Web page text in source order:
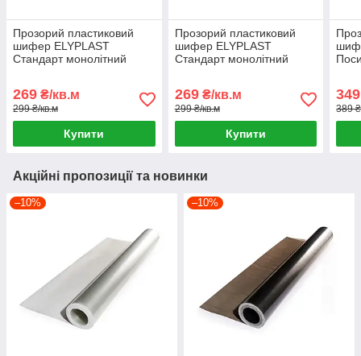
Прозорий пластиковий
шифер ELYPLAST
Стандарт монолітний
269 ₴/кв.м
299 ₴/кв.м
Купити
Прозорий пластиковий
шифер ELYPLAST
Стандарт монолітний
269₴/кв.м
299 ₴/кв.м
Купити
349
389
Акційні пропозиції та новинки
–10% –10%